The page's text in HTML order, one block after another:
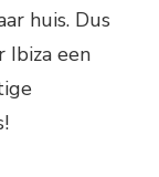
huis. Dus
Ibiza een